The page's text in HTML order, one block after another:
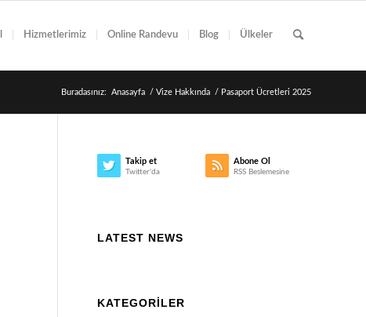
Hizmetlerimiz Online Randevu Blog Ülkeler
Buradasınız: Anasayfa / Vize Hakkında / Pasaport Ücretleri 2025
Takip et
Twitter'da
Abone Ol
RSS Beslemesine
LATEST NEWS
KATEGORILER